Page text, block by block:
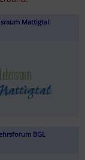
Mattigtal
BGL